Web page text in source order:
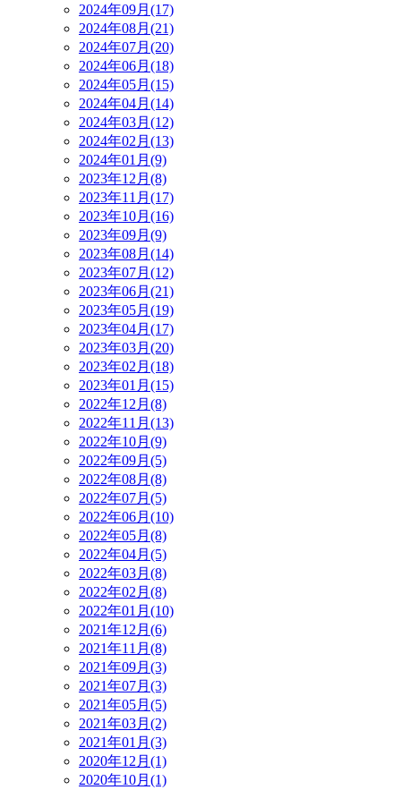
2024年09月(17)
2024年08月(21)
2024年07月(20)
2024年06月(18)
2024年05月(15)
2024年04月(14)
2024年03月(12)
2024年02月(13)
2024年01月(9)
2023年12月(8)
2023年11月(17)
2023年10月(16)
2023年09月(9)
2023年08月(14)
2023年07月(12)
2023年06月(21)
2023年05月(19)
2023年04月(17)
2023年03月(20)
2023年02月(18)
2023年01月(15)
2022年12月(8)
2022年11月(13)
2022年10月(9)
2022年09月(5)
2022年08月(8)
2022年07月(5)
2022年06月(10)
2022年05月(8)
2022年04月(5)
2022年03月(8)
2022年02月(8)
2022年01月(10)
2021年12月(6)
2021年11月(8)
2021年09月(3)
2021年07月(3)
2021年05月(5)
2021年03月(2)
2021年01月(3)
2020年12月(1)
2020年10月(1)